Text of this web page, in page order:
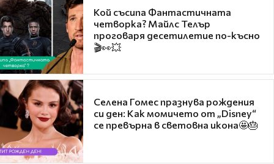
Кой съсипа Фантастичната
четворка? Майлс Телър
проговаря десетилетие по-късно
🎬👀💥
Селена Гомес празнува рождения
си ден: Как момичето от „Disney“
се превърна в световна икона🤩🎂